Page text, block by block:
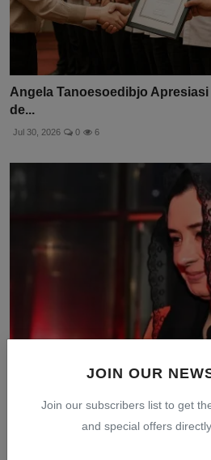
JOIN OUR
Join our subscribers list to get
and special offers
Angela Tanoesoedibjo
de...
Jul 30, 2026 0 6
Daer...
9